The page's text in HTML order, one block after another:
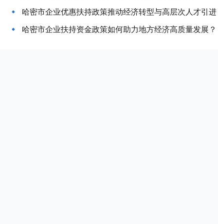
哈密市企业优惠扶持政策推动经济转型与高层次人才引进
哈密市企业扶持资金政策如何助力地方经济高质量发展？